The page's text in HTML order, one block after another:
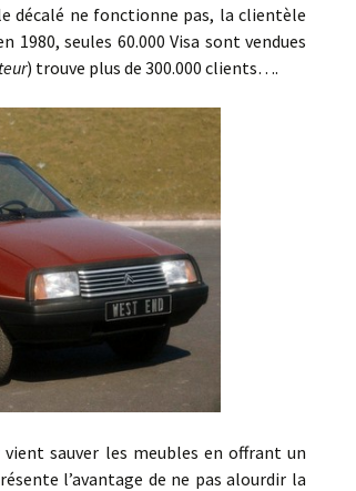
décalé ne fonctionne pas, la clientèle
seules 60.000 Visa sont vendues
) trouve plus de 300.000 clients….
vient sauver les meubles en offrant un
l’avantage de ne pas alourdir la